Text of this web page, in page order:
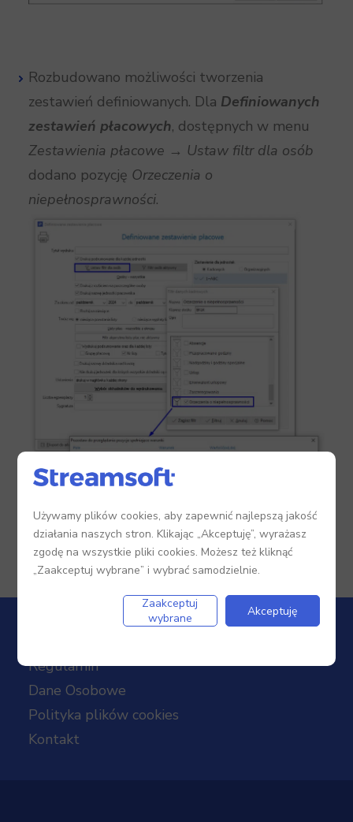
Rozbudowano możliwości tworzenia
zestawień definiowanych. Dla Definiowanych
zestawień płacowych, dostępnych w menu
Zestawienia płacowe → Ustaw filtr dla osób
dodano pozycję Orzeczenia o
niepełnosprawności.
Regulamin
Dane Osobowe
Polityka plików cookies
Kontakt
Używamy plików cookies, aby zapewnić najlepszą jakość
działania naszych stron. Klikając „Akceptuję”, wyrażasz
zgodę na wszystkie pliki cookies. Możesz też kliknąć
„Zaakceptuj wybrane” i wybrać samodzielnie.
Zaakceptuj
wybrane
Akceptuję